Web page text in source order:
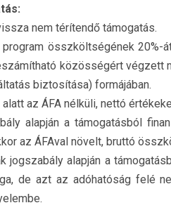
nem térítendő támogatás.
program összköltségének
közösségért végzett
biztosítása) formájában.
az ÁFA nélküli, nettó
alapján a támogatásból
az ÁFAval növelt, bruttó
jogszabály alapján a
de azt az adóhatóság felé